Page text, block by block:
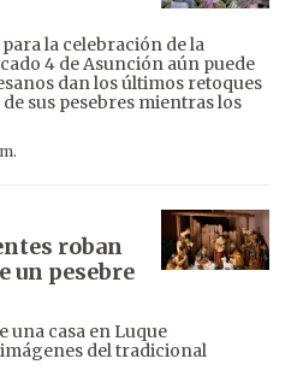
la celebración de la
4 de Asunción aún puede
dan los últimos retoques
sus pesebres mientras los
roban
un pesebre
una casa en Luque
del tradicional